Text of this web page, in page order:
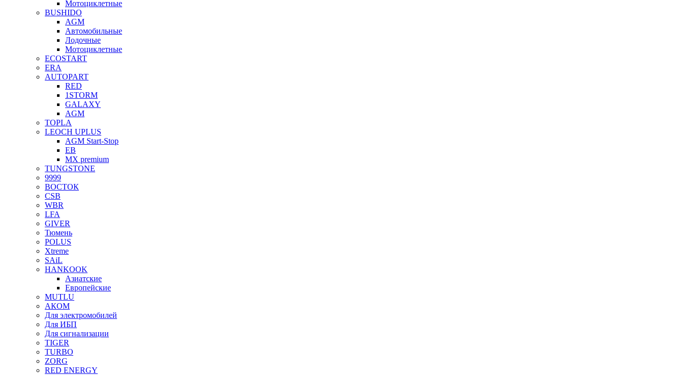
Мотоциклетные
BUSHIDO
AGM
Автомобильные
Лодочные
Мотоциклетные
ECOSTART
ERA
AUTOPART
RED
1STORM
GALAXY
AGM
TOPLA
LEOCH UPLUS
AGM Start-Stop
EB
MX premium
TUNGSTONE
9999
ВОСТОК
CSB
WBR
LFA
GIVER
Тюмень
POLUS
Xtreme
SAiL
HANKOOK
Азиатские
Европейские
MUTLU
АКОМ
Для электромобилей
Для ИБП
Для сигнализации
TIGER
TURBO
ZORG
RED ENERGY